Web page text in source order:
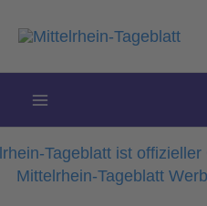
Inhalt